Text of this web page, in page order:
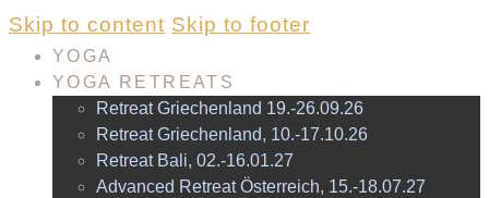
Skip to content Skip to footer
YOGA
YOGA RETREATS
Retreat Griechenland 19.-26.09.26
Retreat Griechenland, 10.-17.10.26
Retreat Bali, 02.-16.01.27
Advanced Retreat Österreich, 15.-18.07.27